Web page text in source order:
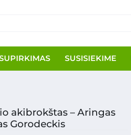
SUSISIEKIME
akibrokštas – Aringas
Gorodeckis